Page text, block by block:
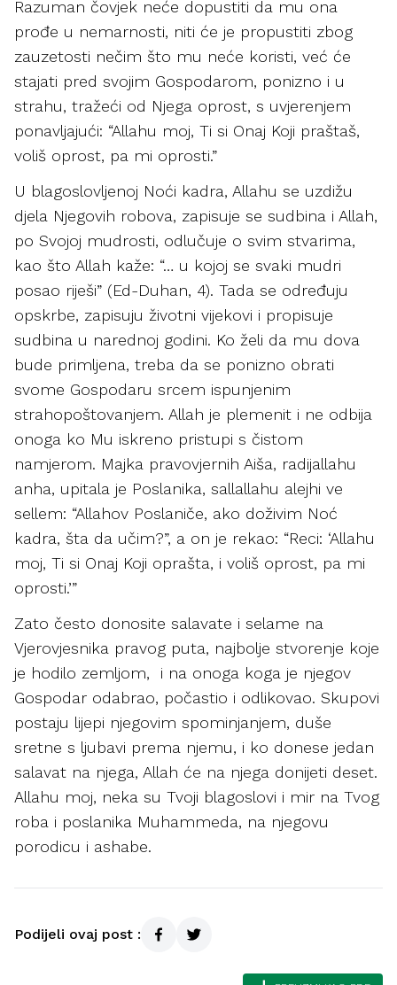
Razuman čovjek neće dopustiti da mu ona
prođe u nemarnosti, niti će je propustiti zbog
zauzetosti nečim što mu neće koristi, već će
stajati pred svojim Gospodarom, ponizno i u
strahu, tražeći od Njega oprost, s uvjerenjem
ponavljajući: “Allahu moj, Ti si Onaj Koji praštaš,
voliš oprost, pa mi oprosti.”
U blagoslovljenoj Noći kadra, Allahu se uzdižu
djela Njegovih robova, zapisuje se sudbina i Allah,
po Svojoj mudrosti, odlučuje o svim stvarima,
kao što Allah kaže: “… u kojoj se svaki mudri
posao riješi” (Ed-Duhan, 4). Tada se određuju
opskrbe, zapisuju životni vijekovi i propisuje
sudbina u narednoj godini. Ko želi da mu dova
bude primljena, treba da se ponizno obrati
svome Gospodaru srcem ispunjenim
strahopoštovanjem. Allah je plemenit i ne odbija
onoga ko Mu iskreno pristupi s čistom
namjerom. Majka pravovjernih Aiša, radijallahu
anha, upitala je Poslanika, sallallahu alejhi ve
sellem: “Allahov Poslaniče, ako doživim Noć
kadra, šta da učim?”, a on je rekao: “Reci: ‘Allahu
moj, Ti si Onaj Koji oprašta, i voliš oprost, pa mi
oprosti.’”
Zato često donosite salavate i selame na
Vjerovjesnika pravog puta, najbolje stvorenje koje
je hodilo zemljom, i na onoga koga je njegov
Gospodar odabrao, počastio i odlikovao. Skupovi
postaju lijepi njegovim spominjanjem, duše
sretne s ljubavi prema njemu, i ko donese jedan
salavat na njega, Allah će na njega donijeti deset.
Allahu moj, neka su Tvoji blagoslovi i mir na Tvog
roba i poslanika Muhammeda, na njegovu
porodicu i ashabe.
Podijeli ovaj post :